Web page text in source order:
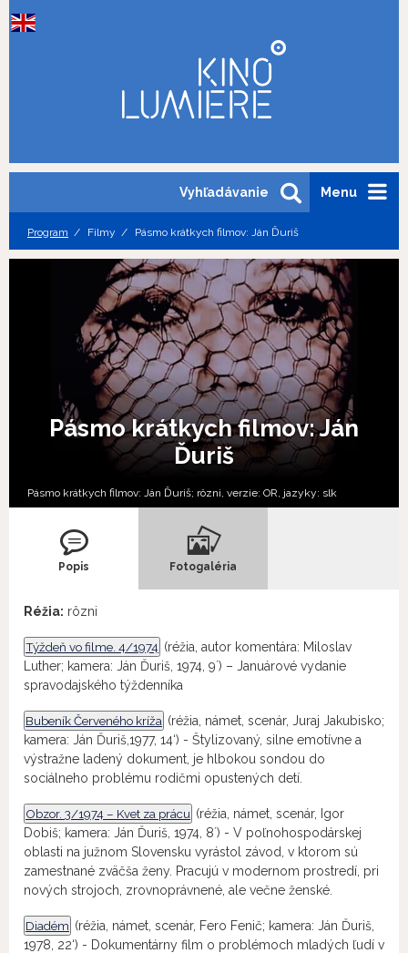
Menu
Vyhľadávanie
Program Filmy Pásmo krátkych filmov: Ján Ďuriš
Pásmo krátkych filmov: Ján
Ďuriš
Pásmo krátkych filmov: Ján Ďuriš; rôzni, verzie: OR, jazyky: slk
Popis Fotogaléria
Réžia: rôzni
Týždeň vo filme. 4/1974 (réžia, autor komentára: Miloslav
Luther; kamera: Ján Ďuriš, 1974, 9´) – Januárové vydanie
spravodajského týždenníka
Bubeník Červeného kríža (réžia, námet, scenár, Juraj Jakubisko;
kamera: Ján Ďuriš,1977, 14‘) - Štylizovaný, silne emotívne a
výstražne ladený dokument, je hlbokou sondou do
sociálneho problému rodičmi opustených detí.
Obzor. 3/1974 – Kvet za prácu (réžia, námet, scenár, Igor
Dobiš; kamera: Ján Ďuriš, 1974, 8´) - V poľnohospodárskej
oblasti na južnom Slovensku vyrástol závod, v ktorom sú
zamestnané zväčša ženy. Pracujú v modernom prostredí, pri
nových strojoch, zrovnoprávnené, ale večne ženské.
Diadém (réžia, námet, scenár, Fero Fenič; kamera: Ján Ďuriš,
1978, 22‘) - Dokumentárny film o problémoch mladých ľudí v